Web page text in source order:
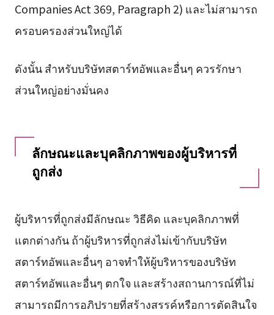
Companies Act 369, Paragraph 2) และไม่สามารถ
ครอบครองส่วนใหญ่ได้
ดังนั้น สำหรับบริษัทสตาร์ทอัพและอื่นๆ ควรรักษา
ส่วนใหญ่อย่างมั่นคง
ลักษณะและบุคลิกภาพของผู้บริหารที่
ถูกส่ง
ผู้บริหารที่ถูกส่งมีลักษณะ วิธีคิด และบุคลิกภาพที่
แตกต่างกัน ถ้าผู้บริหารที่ถูกส่งไม่เข้ากับบริษัท
สตาร์ทอัพและอื่นๆ อาจทำให้ผู้บริหารของบริษัท
สตาร์ทอัพและอื่นๆ ตกใจ และสร้างสถานการณ์ที่ไม่
สามารถมีการอภิปรายที่สร้างสรรค์หรือการตัดสินใจ